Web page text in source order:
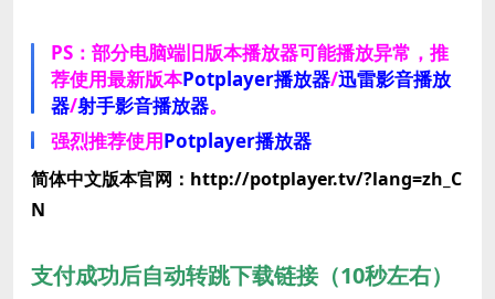
PS：部分电脑端旧版本播放器可能播放异常，推
荐使用最新版本Potplayer播放器/迅雷影音播放
器/射手影音播放器。
强烈推荐使用Potplayer播放器
简体中文版本官网：http://potplayer.tv/?lang=zh_C
N
支付成功后自动转跳下载链接（10秒左右）